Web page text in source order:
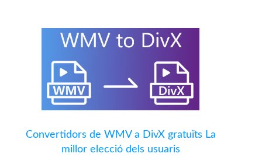
Convertidors de WMV a DivX gratuïts La
millor elecció dels usuaris